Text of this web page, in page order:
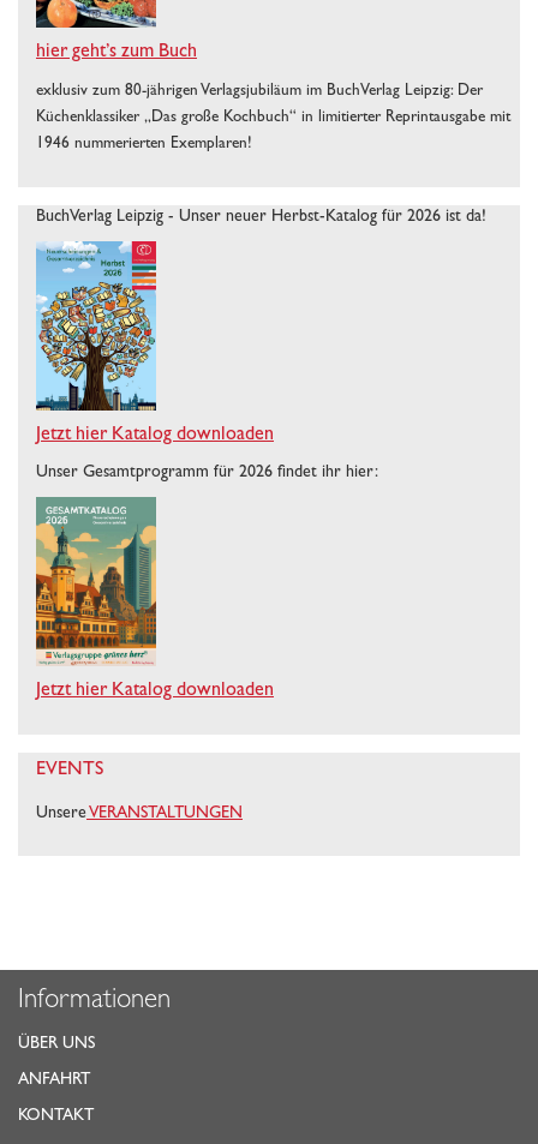
hier geht’s zum Buch
exklusiv zum 80-jährigen Verlagsjubiläum im BuchVerlag Leipzig: Der
Küchenklassiker „Das große Kochbuch“ in limitierter Reprintausgabe mit
1946 nummerierten Exemplaren!
BuchVerlag Leipzig - Unser neuer Herbst-Katalog für 2026 ist da!
Jetzt hier Katalog downloaden
Unser Gesamtprogramm für 2026 findet ihr hier:
Jetzt hier Katalog downloaden
EVENTS
Unsere VERANSTALTUNGEN
Informationen
ÜBER UNS
ANFAHRT
KONTAKT